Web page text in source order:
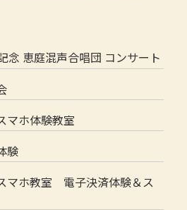
念 恵庭混声合唱団 コンサート
マホ体験教室
験
マホ教室 電子決済体験＆ス